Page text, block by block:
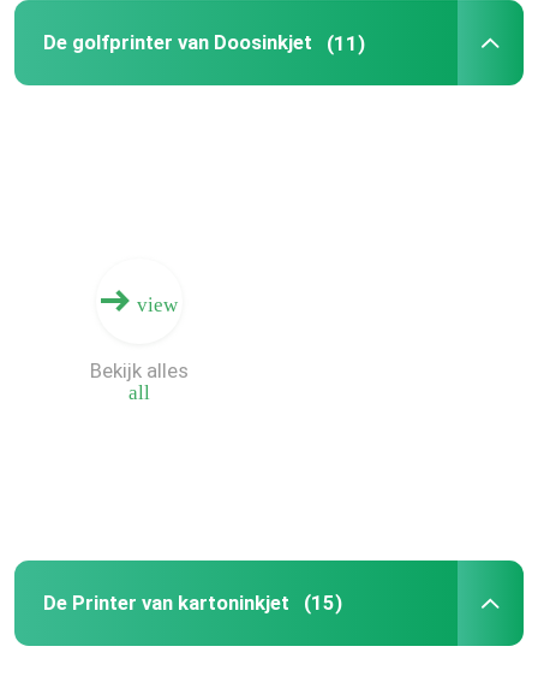
Doosprinter Machine
Enige Pas Golfprinter
De golfprinter van Doosinkjet (11)
view
all
Bekijk alles
De Printer van kartoninkjet (15)